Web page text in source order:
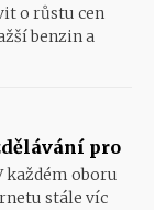
o růstu cen
benzin a
pro
každém oboru
stále víc